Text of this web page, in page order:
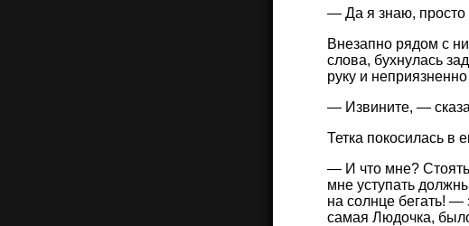
— Да я знаю, просто
Внезапно рядом с
слова, бухнулась
руку и
— Извините, —
Тетка покосилась в
— И что мне?
мне уступать
на солнце бегать! —
самая Людочка,